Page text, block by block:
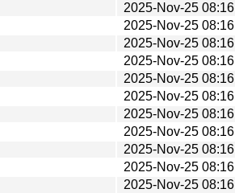
2025-Nov-25 08:16
2025-Nov-25 08:16
2025-Nov-25 08:16
2025-Nov-25 08:16
2025-Nov-25 08:16
2025-Nov-25 08:16
2025-Nov-25 08:16
2025-Nov-25 08:16
2025-Nov-25 08:16
2025-Nov-25 08:16
2025-Nov-25 08:16